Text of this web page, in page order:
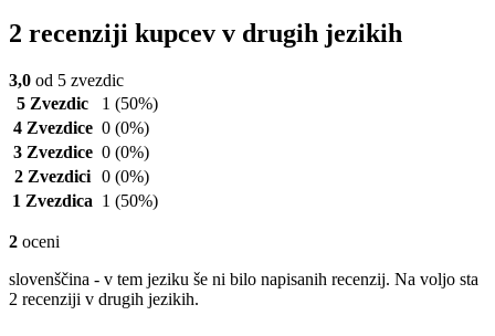
2 recenziji kupcev v drugih jezikih
3,0 od 5 zvezdic
5 Zvezdic
1 (50%)
4 Zvezdice 0 (0%)
3 Zvezdice 0 (0%)
2 Zvezdici 0 (0%)
1 Zvezdica 1 (50%)
2 oceni
slovenščina - v tem jeziku še ni bilo napisanih recenzij. Na voljo sta
2 recenziji v drugih jezikih.